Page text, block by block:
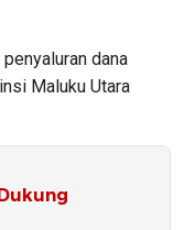
dana
Maluku Utara